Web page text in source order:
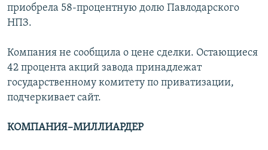
приобрела 58-процентную долю Павлодарского
НПЗ.
Компания не сообщила о цене сделки. Остающиеся
42 процента акций завода принадлежат
государственному комитету по приватизации,
подчеркивает сайт.
КОМПАНИЯ–МИЛЛИАРДЕР